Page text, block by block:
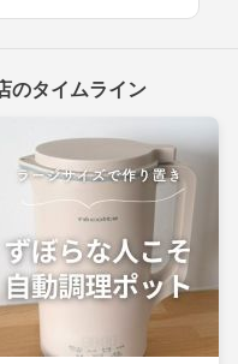
のタイムライン